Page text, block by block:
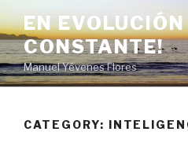
to
content
EN EVOLUCIÓN
CONSTANTE!
Manuel Yévenes Flores
CATEGORY: